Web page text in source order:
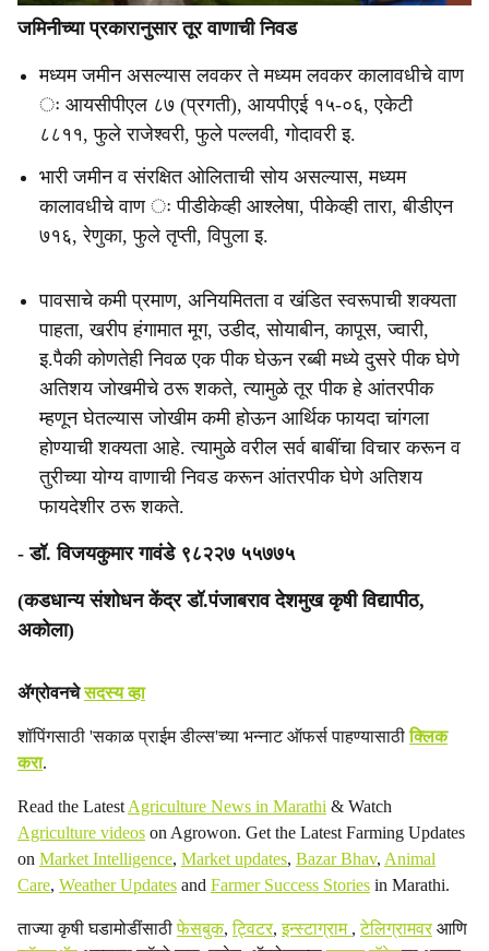
जमिनीच्या प्रकारानुसार तूर वाणाची निवड
मध्यम जमीन असल्यास लवकर ते मध्यम लवकर कालावधीचे वाण
ः आयसीपीएल ८७ (प्रगती), आयपीएई १५-०६, एकेटी
८८११, फुले राजेश्वरी, फुले पल्लवी, गोदावरी इ.
भारी जमीन व संरक्षित ओलिताची सोय असल्यास, मध्यम
कालावधीचे वाण ः पीडीकेव्ही आश्लेषा, पीकेव्ही तारा, बीडीएन
७१६, रेणुका, फुले तृप्ती, विपुला इ.
पावसाचे कमी प्रमाण, अनियमितता व खंडित स्वरूपाची शक्यता
पाहता, खरीप हंगामात मूग, उडीद, सोयाबीन, कापूस, ज्वारी,
इ.पैकी कोणतेही निवळ एक पीक घेऊन रब्बी मध्ये दुसरे पीक घेणे
अतिशय जोखमीचे ठरू शकते, त्यामुळे तूर पीक हे आंतरपीक
म्हणून घेतल्यास जोखीम कमी होऊन आर्थिक फायदा चांगला
होण्याची शक्यता आहे. त्यामुळे वरील सर्व बाबींचा विचार करून व
तुरीच्या योग्य वाणाची निवड करून आंतरपीक घेणे अतिशय
फायदेशीर ठरू शकते.
- डॉ. विजयकुमार गावंडे ९८२२७ ५५७७५
(कडधान्य संशोधन केंद्र डॉ.पंजाबराव देशमुख कृषी विद्यापीठ,
अकोला)
ॲग्रोवनचेसदस्य व्हा
शॉपिंगसाठी 'सकाळ प्राईम डील्स'च्या भन्नाट ऑफर्स पाहण्यासाठीक्लिक
करा.
Read the Latest Agriculture News in Marathi & Watch
Agriculture videos on Agrowon. Get the Latest Farming Updates
on Market Intelligence, Market updates, Bazar Bhav, Animal
Care, Weather Updates and Farmer Success Stories in Marathi.
ताज्या कृषी घडामोडींसाठीफेसबुक,ट्विटर,इन्स्टाग्राम ,टेलिग्रामवरआणि